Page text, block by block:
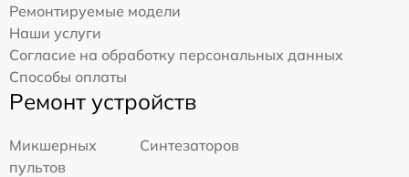
Ремонтируемые модели
Наши услуги
Согласие на обработку персональных данных
Способы оплаты
Ремонт устройств
Микшерных
пультов
Синтезаторов